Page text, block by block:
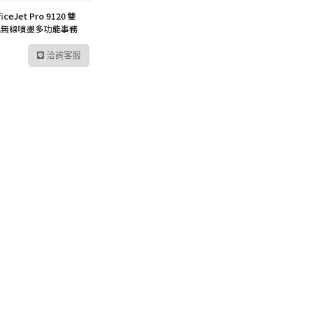
交換器
PoE 供電交換器
Pro 9120 雙
線噴墨多功能事務
洽詢客服